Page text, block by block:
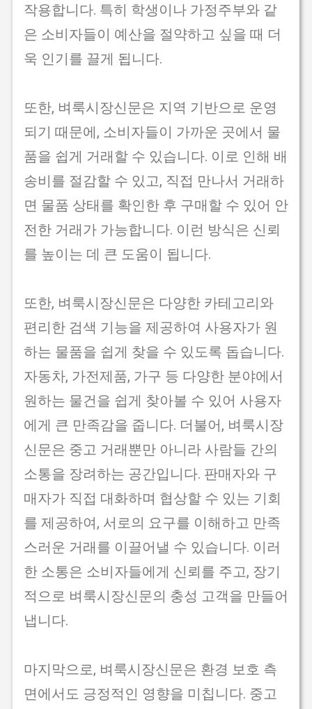
작용합니다. 특히 학생이나 가정주부와 같
은 소비자들이 예산을 절약하고 싶을 때 더
욱 인기를 끌게 됩니다.
또한, 벼룩시장신문은 지역 기반으로 운영
되기 때문에, 소비자들이 가까운 곳에서 물
품을 쉽게 거래할 수 있습니다. 이로 인해 배
송비를 절감할 수 있고, 직접 만나서 거래하
면 물품 상태를 확인한 후 구매할 수 있어 안
전한 거래가 가능합니다. 이런 방식은 신뢰
를 높이는 데 큰 도움이 됩니다.
또한, 벼룩시장신문은 다양한 카테고리와
편리한 검색 기능을 제공하여 사용자가 원
하는 물품을 쉽게 찾을 수 있도록 돕습니다.
자동차, 가전제품, 가구 등 다양한 분야에서
원하는 물건을 쉽게 찾아볼 수 있어 사용자
에게 큰 만족감을 줍니다. 더불어, 벼룩시장
신문은 중고 거래뿐만 아니라 사람들 간의
소통을 장려하는 공간입니다. 판매자와 구
매자가 직접 대화하며 협상할 수 있는 기회
를 제공하여, 서로의 요구를 이해하고 만족
스러운 거래를 이끌어낼 수 있습니다. 이러
한 소통은 소비자들에게 신뢰를 주고, 장기
적으로 벼룩시장신문의 충성 고객을 만들어
냅니다.
마지막으로, 벼룩시장신문은 환경 보호 측
면에서도 긍정적인 영향을 미칩니다. 중고